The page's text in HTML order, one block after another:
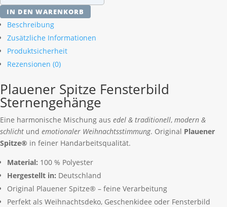
Spitze
Fensterbild
Sternengehänge
Menge
IN DEN WARENKORB
Beschreibung
Zusätzliche Informationen
Produktsicherheit
Rezensionen (0)
Plauener Spitze Fensterbild
Sternengehänge
Eine harmonische Mischung aus edel & traditionell, modern &
schlicht und emotionaler Weihnachtsstimmung. Original Plauener
Spitze® in feiner Handarbeitsqualität.
Material: 100 % Polyester
Hergestellt in: Deutschland
Original Plauener Spitze® – feine Verarbeitung
Perfekt als Weihnachtsdeko, Geschenkidee oder Fensterbild